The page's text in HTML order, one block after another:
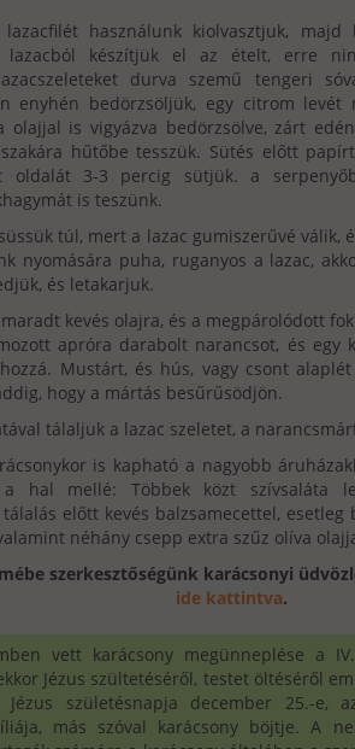
használunk kiolvasztjuk, majd
lazacból készítjük el az ételt, erre
durva szemű tengeri
enyhén bedörzsöljük, egy citrom levét
olajjal is vigyázva bedörzsölve, zárt
hűtőbe tesszük. Sütés előtt
oldalát 3-3 percig sütjük. a
is teszünk.
túl, mert a lazac gumiszerűvé válik,
nyomására puha, ruganyos a lazac,
és letakarjuk.
kevés olajra, és a megpárolódott
apróra darabolt narancsot, és egy
Mustárt, és hús, vagy csont
hogy a mártás besűrűsödjön.
tálaljuk a lazac szeletet, a
is kapható a nagyobb
hal mellé: Többek közt szívsaláta
előtt kevés balzsamecettel, esetleg
néhány csepp extra szűz olíva
szerkesztőségünk karácsonyi
ide kattintva.
vett karácsony megünneplése a
Jézus szültetéséről, testet öltéséről
születésnapja december 25.-e,
más szóval karácsony böjtje. A